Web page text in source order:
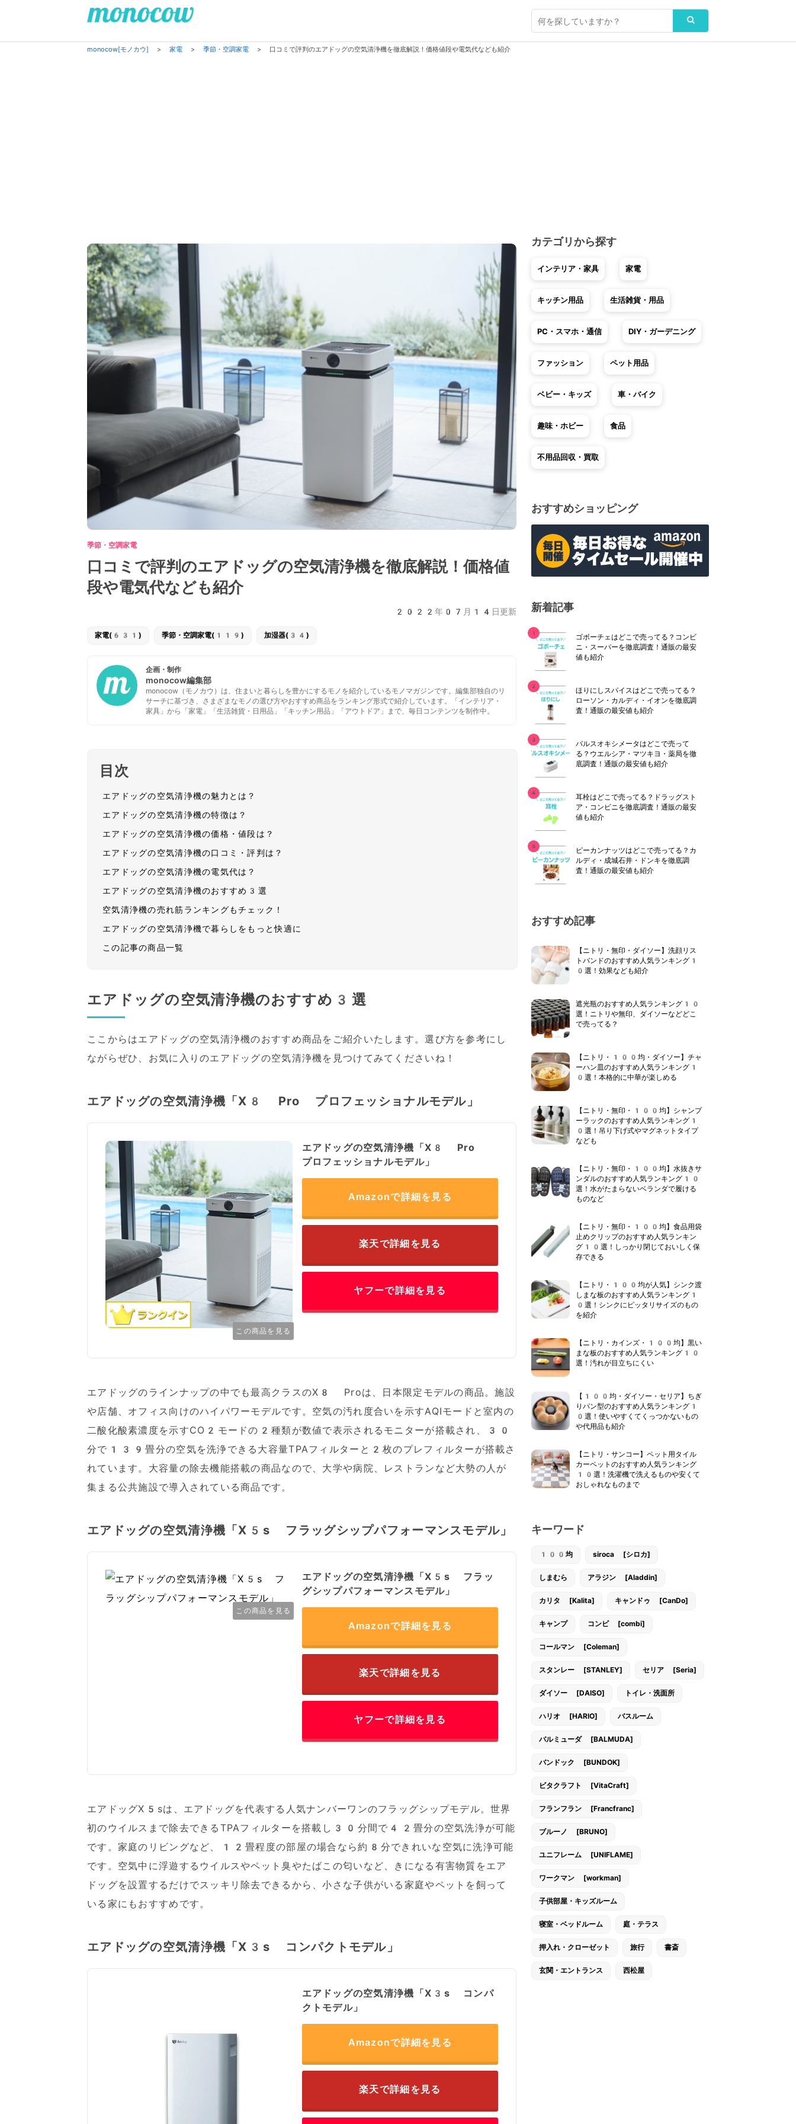
monocow[モノカウ] > 家電 > 季節・空調家電 > 口コミで評判のエアドッグの空気清浄機を徹底解説！価格値段や電気代なども紹介
季節・空調家電
口コミで評判のエアドッグの空気清浄機を徹底解説！価格値
段や電気代なども紹介
2022年07月14日更新
家電(631) 季節・空調家電(119) 加湿器(34)
企画・制作
monocow編集部
monocow（モノカウ）は、住まいと暮らしを豊かにするモノを紹介しているモノマガジンです。編集部独自のリ
サーチに基づき、さまざまなモノの選び方やおすすめ商品をランキング形式で紹介しています。「インテリア・
家具」から「家電」「生活雑貨・日用品」「キッチン用品」「アウトドア」まで、毎日コンテンツを制作中。
目次
エアドッグの空気清浄機の魅力とは？
エアドッグの空気清浄機の特徴は？
エアドッグの空気清浄機の価格・値段は？
エアドッグの空気清浄機の口コミ・評判は？
エアドッグの空気清浄機の電気代は？
エアドッグの空気清浄機のおすすめ3選
空気清浄機の売れ筋ランキングもチェック！
エアドッグの空気清浄機で暮らしをもっと快適に
この記事の商品一覧
エアドッグの空気清浄機のおすすめ3選
ここからはエアドッグの空気清浄機のおすすめ商品をご紹介いたします。選び方を参考にし
ながらぜひ、お気に入りのエアドッグの空気清浄機を見つけてみてくださいね！
エアドッグの空気清浄機「X8 Pro プロフェッショナルモデル」
この商品を見る
エアドッグの空気清浄機「X8 Pro
プロフェッショナルモデル」
Amazonで詳細を見る
楽天で詳細を見る
ヤフーで詳細を見る
エアドッグのラインナップの中でも最高クラスのX8 Proは、日本限定モデルの商品。施設
や店舗、オフィス向けのハイパワーモデルです。空気の汚れ度合いを示すAQIモードと室内の
二酸化酸素濃度を示すCO2モードの2種類が数値で表示されるモニターが搭載され、30
分で139畳分の空気を洗浄できる大容量TPAフィルターと2枚のプレフィルターが搭載さ
れています。大容量の除去機能搭載の商品なので、大学や病院、レストランなど大勢の人が
集まる公共施設で導入されている商品です。
エアドッグの空気清浄機「X5s フラッグシップパフォーマンスモデル」
この商品を見る
エアドッグの空気清浄機「X5s フラッ
グシップパフォーマンスモデル」
Amazonで詳細を見る
楽天で詳細を見る
ヤフーで詳細を見る
エアドッグX5sは、エアドッグを代表する人気ナンバーワンのフラッグシップモデル。世界
初のウイルスまで除去できるTPAフィルターを搭載し30分間で42畳分の空気洗浄が可能
です。家庭のリビングなど、12畳程度の部屋の場合なら約8分できれいな空気に洗浄可能
です。空気中に浮遊するウイルスやペット臭やたばこの匂いなど、きになる有害物質をエア
ドッグを設置するだけでスッキリ除去できるから、小さな子供がいる家庭やペットを飼って
いる家にもおすすめです。
エアドッグの空気清浄機「X3s コンパクトモデル」
エアドッグの空気清浄機「X3s コンパ
クトモデル」
Amazonで詳細を見る
楽天で詳細を見る
カテゴリから探す
インテリア・家具 家電
キッチン用品 生活雑貨・用品
PC・スマホ・通信 DIY・ガーデニング
ファッション ペット用品
ベビー・キッズ 車・バイク
趣味・ホビー 食品
不用品回収・買取
おすすめショッピング
新着記事
ゴボーチェはどこで売ってる？コンビ
ニ・スーパーを徹底調査！通販の最安
値も紹介
ほりにしスパイスはどこで売ってる？
ローソン・カルディ・イオンを徹底調
査！通販の最安値も紹介
パルスオキシメータはどこで売って
る？ウエルシア・マツキヨ・薬局を徹
底調査！通販の最安値も紹介
耳栓はどこで売ってる？ドラッグスト
ア・コンビニを徹底調査！通販の最安
値も紹介
ピーカンナッツはどこで売ってる？カ
ルディ・成城石井・ドンキを徹底調
査！通販の最安値も紹介
おすすめ記事
【ニトリ・無印・ダイソー】洗顔リス
トバンドのおすすめ人気ランキング1
0選！効果なども紹介
遮光瓶のおすすめ人気ランキング10
選！ニトリや無印、ダイソーなどどこ
で売ってる？
【ニトリ・100均・ダイソー】チャ
ーハン皿のおすすめ人気ランキング1
0選！本格的に中華が楽しめる
【ニトリ・無印・100均】シャンプ
ーラックのおすすめ人気ランキング1
0選！吊り下げ式やマグネットタイプ
なども
【ニトリ・無印・100均】水抜きサ
ンダルのおすすめ人気ランキング10
選！水がたまらないベランダで履ける
ものなど
【ニトリ・無印・100均】食品用袋
止めクリップのおすすめ人気ランキン
グ10選！しっかり閉じておいしく保
存できる
【ニトリ・100均が人気】シンク渡
しまな板のおすすめ人気ランキング1
0選！シンクにピッタリサイズのもの
を紹介
【ニトリ・カインズ・100均】黒い
まな板のおすすめ人気ランキング10
選！汚れが目立ちにくい
【100均・ダイソー・セリア】ちぎ
りパン型のおすすめ人気ランキング1
0選！使いやすくてくっつかないもの
や代用品も紹介
【ニトリ・サンコー】ペット用タイル
カーペットのおすすめ人気ランキング
10選！洗濯機で洗えるものや安くて
おしゃれなものまで
キーワード
100均 siroca [シロカ]
しまむら アラジン [Aladdin]
カリタ [Kalita] キャンドゥ [CanDo]
キャンプ コンビ [combi]
コールマン [Coleman]
スタンレー [STANLEY] セリア [Seria]
ダイソー [DAISO] トイレ・洗面所
ハリオ [HARIO] バスルーム
バルミューダ [BALMUDA]
バンドック [BUNDOK]
ビタクラフト [VitaCraft]
フランフラン [Francfranc]
ブルーノ [BRUNO]
ユニフレーム [UNIFLAME]
ワークマン [workman]
子供部屋・キッズルーム
寝室・ベッドルーム 庭・テラス
押入れ・クローゼット 旅行 書斎
玄関・エントランス 西松屋